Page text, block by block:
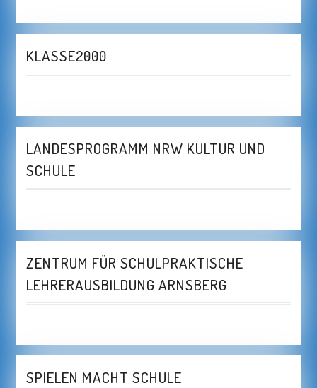
KLASSE2000
LANDESPROGRAMM NRW KULTUR UND
SCHULE
ZENTRUM FÜR SCHULPRAKTISCHE
LEHRERAUSBILDUNG ARNSBERG
SPIELEN MACHT SCHULE